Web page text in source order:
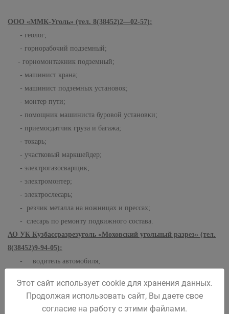
ООО «ММК-Уголь» (тел. 8(38452)2—02-57):
- геолог;
- горнорабочий подземный;
- горномонтажник подземный;
- машинист крана;
- машинист подземных установок;
- монтер пути;
- помощник машиниста буровой установки;
- приемосдатчик груза и багажа;
- токарь;
- участковый маркшейдер;
- электрогазосварщик;
- электромонтер;
- электрослесарь;
- резчик металла на ножницах и прессах;
- слесарь по ремонту подвижного состава.
АО УК Кузбассразрезуголь «Моховский угольный разрез» (тел.
8(38452)9-94-05):
- водитель автомобиля;
- машинист (бульдозера, дорожно-транспортных машин,
землесосной установки, крана, насосных установок, экскаватора);
Этот сайт использует cookie для хранения данных.
Продолжая использовать сайт, Вы даете свое
согласие на работу с этими файлами.